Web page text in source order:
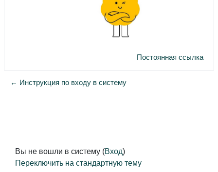
Постоянная ссылка
← Инструкция по входу в систему
Вы не вошли в систему (Вход)
Переключить на стандартную тему